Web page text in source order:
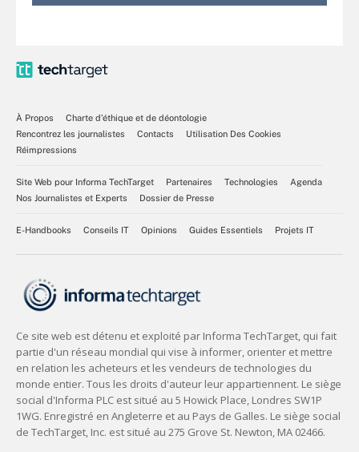
À Propos
Charte d’éthique et de déontologie
Rencontrez les journalistes
Contacts
Utilisation Des Cookies
Réimpressions
Site Web pour Informa TechTarget Partenaires Technologies
Agenda
Nos Journalistes et Experts
Dossier de Presse
E-Handbooks Conseils IT Opinions Guides Essentiels Projets IT